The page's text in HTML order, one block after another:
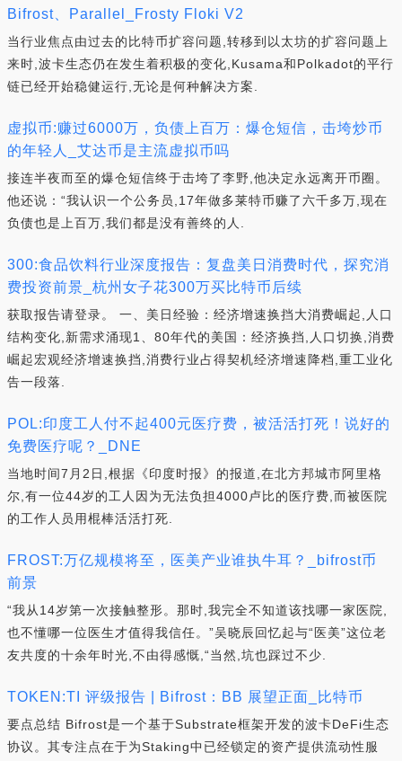
Bifrost、Parallel_Frosty Floki V2
当行业焦点由过去的比特币扩容问题,转移到以太坊的扩容问题上
来时,波卡生态仍在发生着积极的变化,Kusama和Polkadot的平行
链已经开始稳健运行,无论是何种解决方案.
虚拟币:赚过6000万，负债上百万：爆仓短信，击垮炒币
的年轻人_艾达币是主流虚拟币吗
接连半夜而至的爆仓短信终于击垮了李野,他决定永远离开币圈。
他还说：“我认识一个公务员,17年做多莱特币赚了六千多万,现在
负债也是上百万,我们都是没有善终的人.
300:食品饮料行业深度报告：复盘美日消费时代，探究消
费投资前景_杭州女子花300万买比特币后续
获取报告请登录。 一、美日经验：经济增速换挡大消费崛起,人口
结构变化,新需求涌现1、80年代的美国：经济换挡,人口切换,消费
崛起宏观经济增速换挡,消费行业占得契机经济增速降档,重工业化
告一段落.
POL:印度工人付不起400元医疗费，被活活打死！说好的
免费医疗呢？_DNE
当地时间7月2日,根据《印度时报》的报道,在北方邦城市阿里格
尔,有一位44岁的工人因为无法负担4000卢比的医疗费,而被医院
的工作人员用棍棒活活打死.
FROST:万亿规模将至，医美产业谁执牛耳？_bifrost币
前景
“我从14岁第一次接触整形。那时,我完全不知道该找哪一家医院,
也不懂哪一位医生才值得我信任。”吴晓辰回忆起与“医美”这位老
友共度的十余年时光,不由得感慨,“当然,坑也踩过不少.
TOKEN:TI 评级报告 | Bifrost：BB 展望正面_比特币
要点总结 Bifrost是一个基于Substrate框架开发的波卡DeFi生态
协议。其专注点在于为Staking中已经锁定的资产提供流动性服